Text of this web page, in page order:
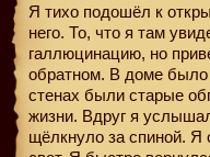
Я тихо подошёл к
него. То, что я там
галлюцинацию, но
обратном. В доме
стенах были старые
жизни. Вдруг я
щёлкнуло за спиной. Я